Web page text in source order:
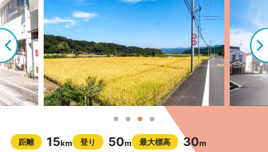
距離 15km 登り 50m 最大標高 30m